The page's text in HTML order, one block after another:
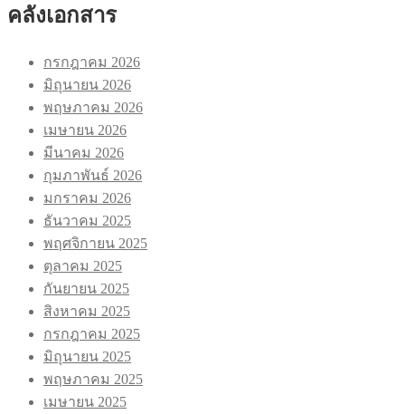
คลังเอกสาร
กรกฎาคม 2026
มิถุนายน 2026
พฤษภาคม 2026
เมษายน 2026
มีนาคม 2026
กุมภาพันธ์ 2026
มกราคม 2026
ธันวาคม 2025
พฤศจิกายน 2025
ตุลาคม 2025
กันยายน 2025
สิงหาคม 2025
กรกฎาคม 2025
มิถุนายน 2025
พฤษภาคม 2025
เมษายน 2025